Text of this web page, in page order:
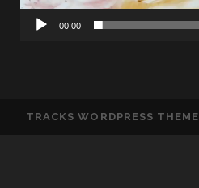
00:00
TRACKS WORDPRESS THEME